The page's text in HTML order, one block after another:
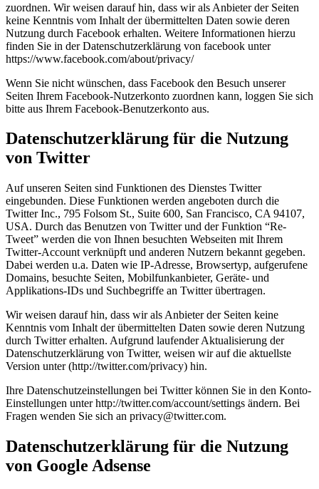
zuordnen. Wir weisen darauf hin, dass wir als Anbieter der Seiten
keine Kenntnis vom Inhalt der übermittelten Daten sowie deren
Nutzung durch Facebook erhalten. Weitere Informationen hierzu
finden Sie in der Datenschutzerklärung von facebook unter
https://www.facebook.com/about/privacy/
Wenn Sie nicht wünschen, dass Facebook den Besuch unserer
Seiten Ihrem Facebook-Nutzerkonto zuordnen kann, loggen Sie sich
bitte aus Ihrem Facebook-Benutzerkonto aus.
Datenschutzerklärung für die Nutzung
von Twitter
Auf unseren Seiten sind Funktionen des Dienstes Twitter
eingebunden. Diese Funktionen werden angeboten durch die
Twitter Inc., 795 Folsom St., Suite 600, San Francisco, CA 94107,
USA. Durch das Benutzen von Twitter und der Funktion “Re-
Tweet” werden die von Ihnen besuchten Webseiten mit Ihrem
Twitter-Account verknüpft und anderen Nutzern bekannt gegeben.
Dabei werden u.a. Daten wie IP-Adresse, Browsertyp, aufgerufene
Domains, besuchte Seiten, Mobilfunkanbieter, Geräte- und
Applikations-IDs und Suchbegriffe an Twitter übertragen.
Wir weisen darauf hin, dass wir als Anbieter der Seiten keine
Kenntnis vom Inhalt der übermittelten Daten sowie deren Nutzung
durch Twitter erhalten. Aufgrund laufender Aktualisierung der
Datenschutzerklärung von Twitter, weisen wir auf die aktuellste
Version unter (http://twitter.com/privacy) hin.
Ihre Datenschutzeinstellungen bei Twitter können Sie in den Konto-
Einstellungen unter http://twitter.com/account/settings ändern. Bei
Fragen wenden Sie sich an privacy@twitter.com.
Datenschutzerklärung für die Nutzung
von Google Adsense